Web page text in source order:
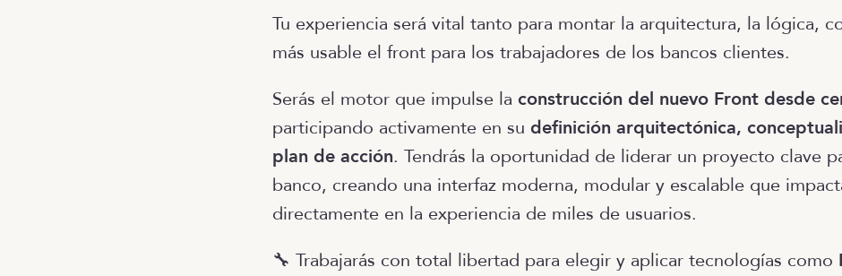
Tu experiencia será vital tanto para montar la arquitectura, la lógica,
más usable el front para los trabajadores de los bancos clientes.
Serás el motor que impulse la construcción del nuevo Front desde
participando activamente en su definición arquitectónica,
plan de acción. Tendrás la oportunidad de liderar un proyecto clave
banco, creando una interfaz moderna, modular y escalable que
directamente en la experiencia de miles de usuarios.
🔧 Trabajarás con total libertad para elegir y aplicar tecnologías como